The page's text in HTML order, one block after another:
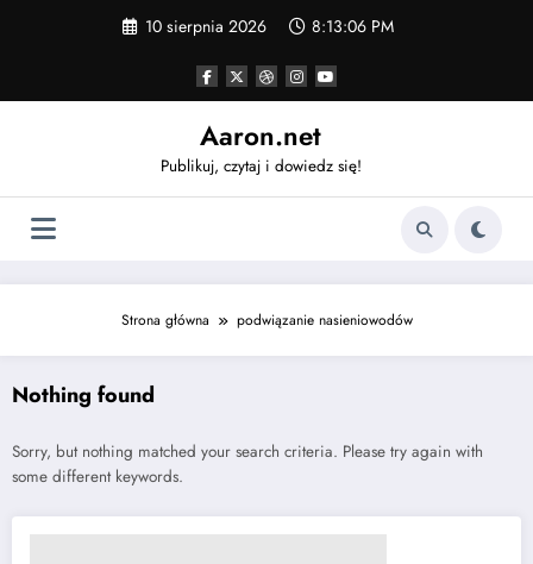
10 sierpnia 2026 8:13:06 PM
Aaron.net
Publikuj, czytaj i dowiedz się!
Strona główna podwiązanie nasieniowodów
Nothing found
Sorry, but nothing matched your search criteria. Please try again with
some different keywords.